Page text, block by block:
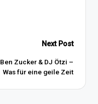
Next Post
Ben Zucker & DJ Ötzi –
Was für eine geile Zeit